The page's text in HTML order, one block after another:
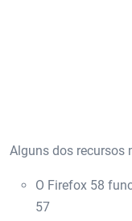
Alguns dos recursos
O Firefox 58
57